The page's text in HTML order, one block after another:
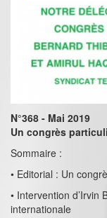
N°368 - Mai 2019
Un congrès
Sommaire :
• Editorial : Un
• Intervention
internationale